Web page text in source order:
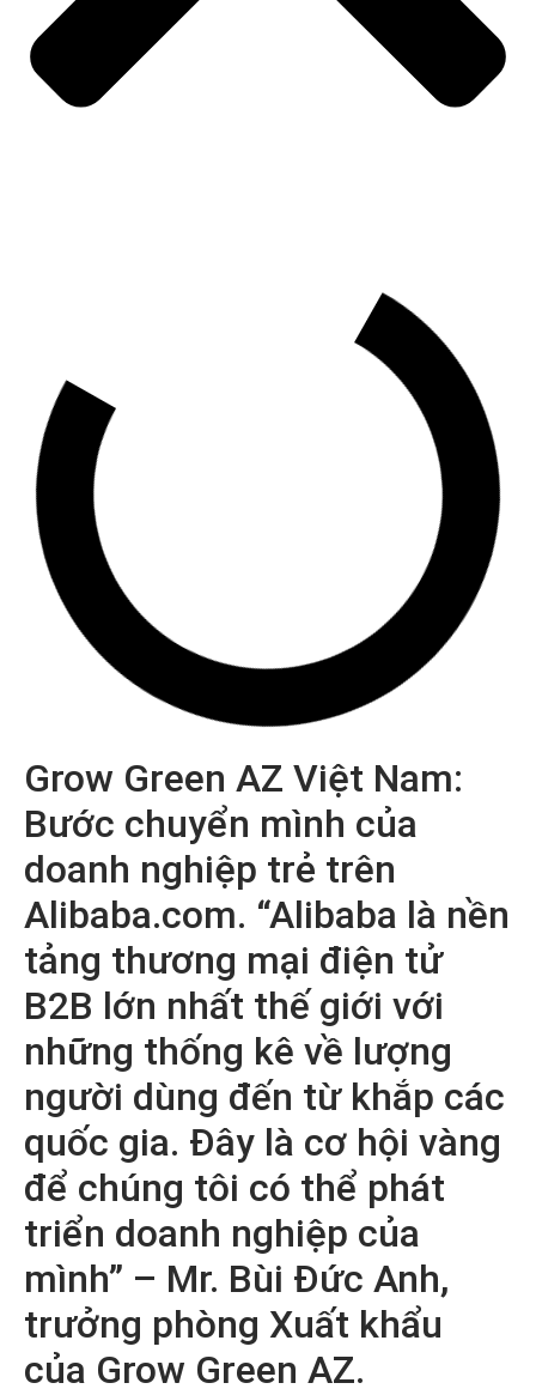
Grow Green AZ Việt Nam:
Bước chuyển mình của
doanh nghiệp trẻ trên
Alibaba.com. “Alibaba là nền
tảng thương mại điện tử
B2B lớn nhất thế giới với
những thống kê về lượng
người dùng đến từ khắp các
quốc gia. Đây là cơ hội vàng
để chúng tôi có thể phát
triển doanh nghiệp của
mình” – Mr. Bùi Đức Anh,
trưởng phòng Xuất khẩu
của Grow Green AZ.